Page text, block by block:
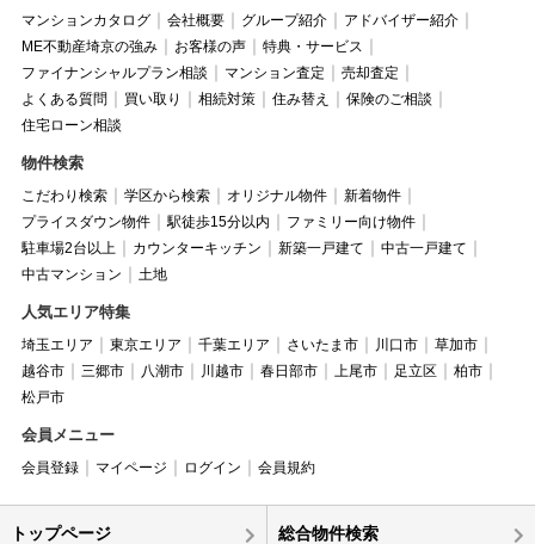
マンションカタログ 会社概要 グループ紹介
アドバイザー紹介
ME不動産埼京の強み
お客様の声
特典・サービス
ファイナンシャルプラン相談
マンション査定
売却査定
よくある質問
買い取り 相続対策 住み替え
保険のご相談
住宅ローン相談
物件検索
こだわり検索 学区から検索 オリジナル物件
新着物件
プライスダウン物件
駅徒歩15分以内
ファミリー向け物件
駐車場2台以上
カウンターキッチン 新築一戸建て
中古一戸建て
中古マンション
土地
人気エリア特集
埼玉エリア 東京エリア 千葉エリア さいたま市 川口市
草加市
越谷市
三郷市 八潮市 川越市 春日部市 上尾市 足立区
柏市
松戸市
会員メニュー
会員登録 マイページ ログイン 会員規約
トップページ 総合物件検索